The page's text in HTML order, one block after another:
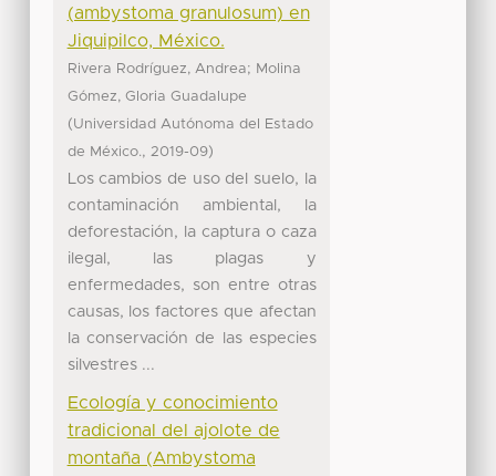
(ambystoma granulosum) en
Jiquipilco, México.
Rivera Rodríguez, Andrea; Molina
Gómez, Gloria Guadalupe
(Universidad Autónoma del Estado
de México., 2019-09)
Los cambios de uso del suelo, la
contaminación ambiental, la
deforestación, la captura o caza
ilegal, las plagas y
enfermedades, son entre otras
causas, los factores que afectan
la conservación de las especies
silvestres ...
Ecología y conocimiento
tradicional del ajolote de
montaña (Ambystoma